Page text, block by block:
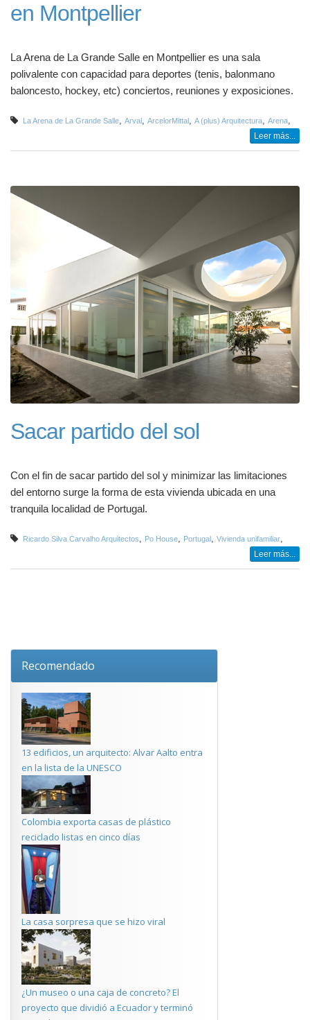
en Montpellier
La Arena de La Grande Salle en Montpellier es una sala
polivalente con capacidad para deportes (tenis, balonmano
baloncesto, hockey, etc) conciertos, reuniones y exposiciones.
La Arena de La Grande Salle, Arval, ArcelorMittal, A (plus) Arquitectura, Arena,
Leer más...
Sacar partido del sol
Con el fin de sacar partido del sol y minimizar las limitaciones
del entorno surge la forma de esta vivienda ubicada en una
tranquila localidad de Portugal.
Ricardo Silva Carvalho Arquitectos Po House Portugal Vivienda unifamiliar
Leer más...
Recomendado
13 edificios, un arquitecto: Alvar Aalto entra
en la lista de la UNESCO
Colombia exporta casas de plástico
reciclado listas en cinco días
La casa sorpresa que se hizo viral
¿Un museo o una caja de concreto? El
proyecto que dividió a Ecuador y terminó